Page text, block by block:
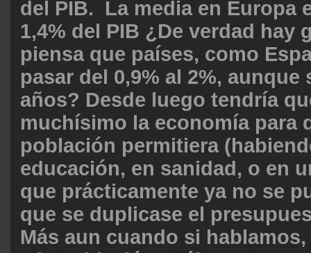
del PIB. La media en Europa
1,4% del PIB ¿De verdad hay
piensa que países, como
pasar del 0,9% al 2%, aunque
años? Desde luego tendría
muchísimo la economía para
población permitiera
educación, en sanidad, o en
que prácticamente ya no se
que se duplicase el
Más aun cuando si